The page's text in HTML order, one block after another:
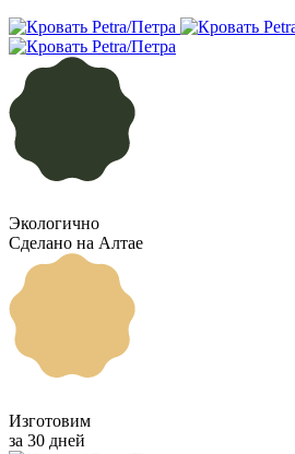
Экологично
Сделано на Алтае
Изготовим
за 30 дней